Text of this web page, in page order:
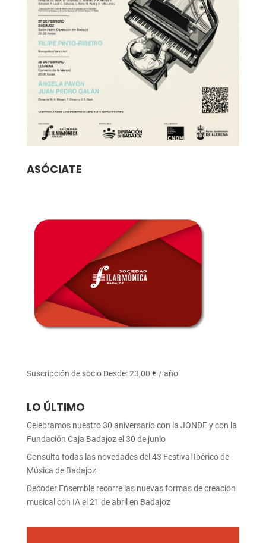
ASÓCIATE
Suscripción de socio Desde:23,00 € / año
LO ÚLTIMO
Celebramos nuestro 30 aniversario con la JONDE y con la
Fundación Caja Badajoz el 30 de junio
Consulta todas las novedades del 43 Festival Ibérico de
Música de Badajoz
Decoder Ensemble recorre las nuevas formas de creación
musical con IA el 21 de abril en Badajoz